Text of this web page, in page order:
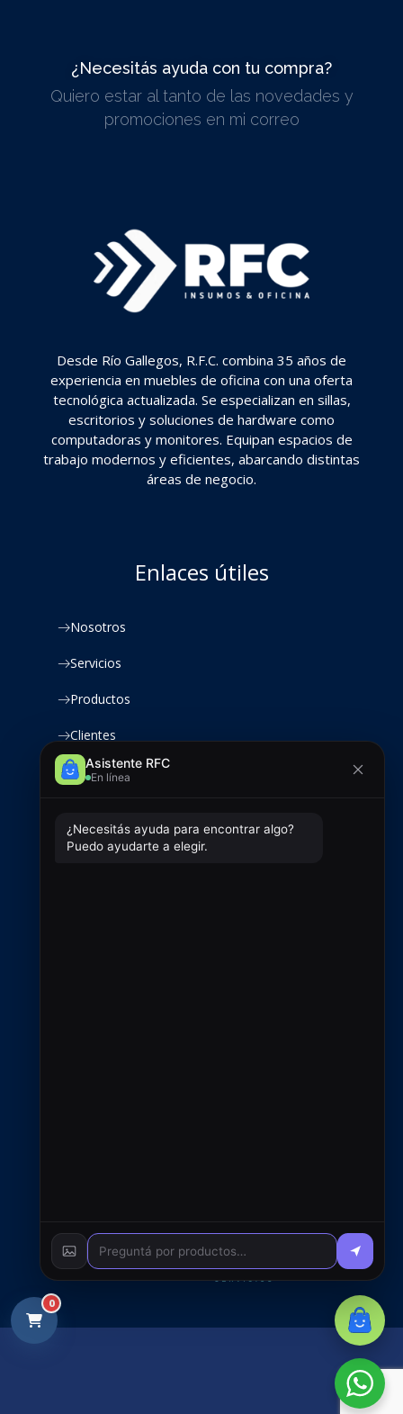
¿Necesitás ayuda con tu compra?
ESCRIBINOS
Quiero estar al tanto de las novedades y
promociones en mi correo
Desde Río Gallegos, R.F.C. combina 35 años de
experiencia en muebles de oficina con una oferta
tecnológica actualizada. Se especializan en sillas,
escritorios y soluciones de hardware como
computadoras y monitores. Equipan espacios de
trabajo modernos y eficientes, abarcando distintas
áreas de negocio.
Enlaces útiles
Nosotros
Servicios
Productos
Clientes
Contacto
Contacto
0